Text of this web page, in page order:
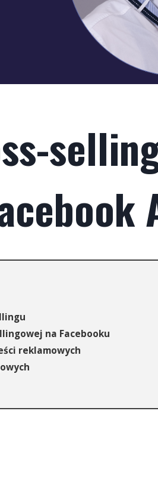
na Facebooku
reklamowych